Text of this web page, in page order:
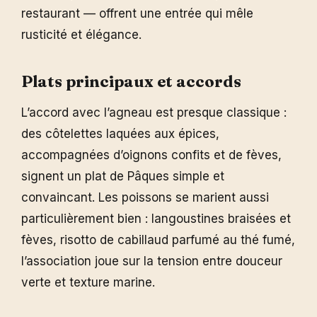
restaurant — offrent une entrée qui mêle
rusticité et élégance.
Plats principaux et accords
L’accord avec l’agneau est presque classique :
des côtelettes laquées aux épices,
accompagnées d’oignons confits et de fèves,
signent un plat de Pâques simple et
convaincant. Les poissons se marient aussi
particulièrement bien : langoustines braisées et
fèves, risotto de cabillaud parfumé au thé fumé,
l’association joue sur la tension entre douceur
verte et texture marine.